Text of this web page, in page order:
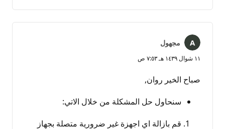
مجهول
١١ شوال ١٤٣٩ هـ ٧:٥٣ ص
صباح الخير روان,
سنحاول حل المشكلة من خلال الاتي:
قم بازالة اي اجهزة غير ضرورية متصلة بجهاز